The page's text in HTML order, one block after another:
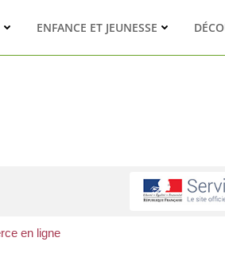
ENFANCE ET JEUNESSE
en ligne